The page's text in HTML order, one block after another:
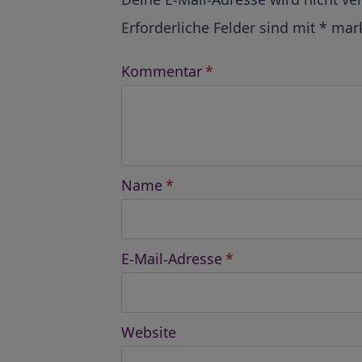
Erforderliche Felder sind mit *
Kommentar *
Name *
E-Mail-Adresse *
Website